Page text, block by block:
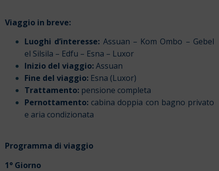
Viaggio in breve:
Luoghi d’interesse: Assuan – Kom Ombo – Gebel
el Silsila – Edfu – Esna – Luxor
Inizio del viaggio:Assuan
Fine del viaggio: Esna (Luxor)
Trattamento: pensione completa
Pernottamento: cabina doppia con bagno privato
e aria condizionata
Programma di viaggio
1° Giorno